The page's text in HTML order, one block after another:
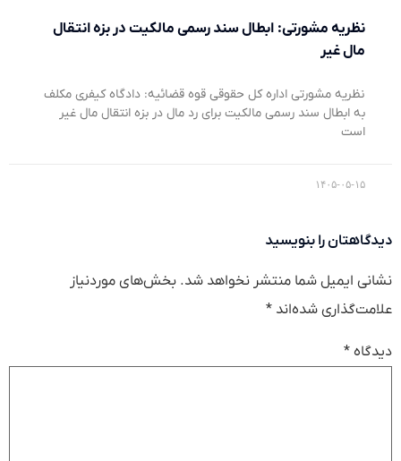
نظریه مشورتی: ابطال سند رسمی مالکیت در بزه انتقال
مال غیر
نظریه مشورتی اداره کل حقوقی قوه قضائیه: دادگاه کیفری مکلف
به ابطال سند رسمی مالکیت برای رد مال در بزه انتقال مال غیر
است
۱۴۰۵-۰۵-۱۵
دیدگاهتان را بنویسید
نشانی ایمیل شما منتشر نخواهد شد. بخش‌های موردنیاز
علامت‌گذاری شده‌اند *
دیدگاه *